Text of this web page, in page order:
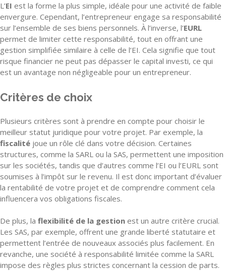
L’EI est la forme la plus simple, idéale pour une activité de faible
envergure. Cependant, l’entrepreneur engage sa responsabilité
sur l’ensemble de ses biens personnels. À l’inverse, l’EURL
permet de limiter cette responsabilité, tout en offrant une
gestion simplifiée similaire à celle de l’EI. Cela signifie que tout
risque financier ne peut pas dépasser le capital investi, ce qui
est un avantage non négligeable pour un entrepreneur.
Critères de choix
Plusieurs critères sont à prendre en compte pour choisir le
meilleur statut juridique pour votre projet. Par exemple, la
fiscalité joue un rôle clé dans votre décision. Certaines
structures, comme la SARL ou la SAS, permettent une imposition
sur les sociétés, tandis que d’autres comme l’EI ou l’EURL sont
soumises à l’impôt sur le revenu. Il est donc important d’évaluer
la rentabilité de votre projet et de comprendre comment cela
influencera vos obligations fiscales.
De plus, la flexibilité de la gestion est un autre critère crucial.
Les SAS, par exemple, offrent une grande liberté statutaire et
permettent l’entrée de nouveaux associés plus facilement. En
revanche, une société à responsabilité limitée comme la SARL
impose des règles plus strictes concernant la cession de parts.